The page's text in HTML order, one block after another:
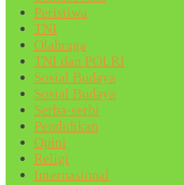
Peristiwa
TNI
Olahraga
TNI dan POLRI
Sosial Budaya
Sosial Budaya
Serba-serbi
Pendidikan
Opini
Religi
Internasional